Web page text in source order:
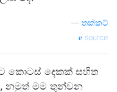
තක්කට්
source
කොටස් දෙකක් සහිත
නමුත් මම තුන්වන